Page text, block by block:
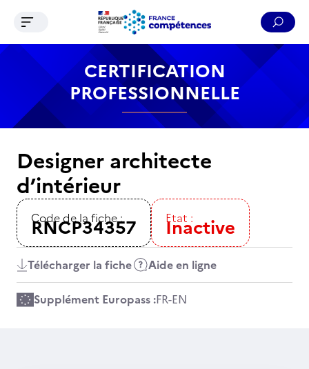
Contenu Recherche Menu Pied de page
Ouvrir le menu de navigation
CERTIFICATION
PROFESSIONNELLE
Designer architecte
d’intérieur
Code de la fiche :
RNCP34357 Etat :
Inactive
Télécharger la fiche Aide en ligne
Supplément Europass :FR-EN